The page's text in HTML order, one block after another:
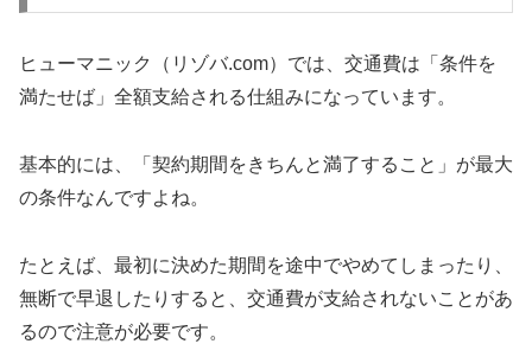
ヒューマニック（リゾバ.com）では、交通費は「条件を
満たせば」全額支給される仕組みになっています。
基本的には、「契約期間をきちんと満了すること」が最大
の条件なんですよね。
たとえば、最初に決めた期間を途中でやめてしまったり、
無断で早退したりすると、交通費が支給されないことがあ
るので注意が必要です。